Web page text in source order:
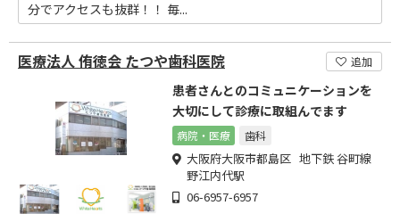
分でアクセスも抜群！！ 毎...
医療法人 侑徳会 たつや歯科医院 追加
患者さんとのコミュニケーションを
大切にして診療に取組んでます
病院・医療 歯科
大阪府大阪市都島区 地下鉄 谷町線
野江内代駅
06-6957-6957